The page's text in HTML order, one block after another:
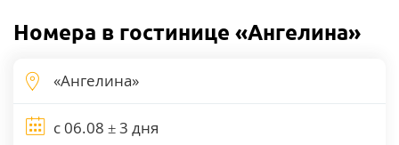
Номера в гостинице «Ангелина»